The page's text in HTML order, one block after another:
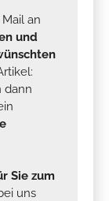
an
und
dann
Sie zum
uns